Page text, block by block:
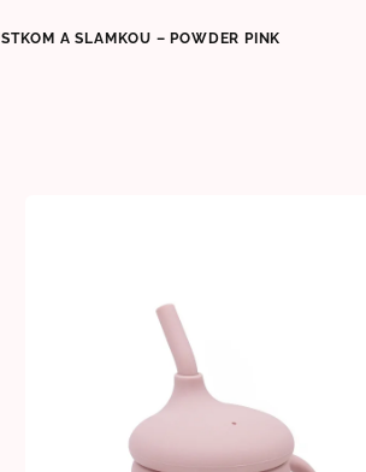
A SLAMKOU – POWDER PINK